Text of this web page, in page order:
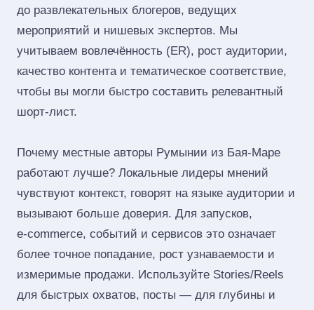
до развлекательных блогеров, ведущих
мероприятий и нишевых экспертов. Мы
учитываем вовлечённость (ER), рост аудитории,
качество контента и тематическое соответствие,
чтобы вы могли быстро составить релевантный
шорт‑лист.
Почему местные авторы Румынии из Бая-Маре
работают лучше? Локальные лидеры мнений
чувствуют контекст, говорят на языке аудитории и
вызывают больше доверия. Для запусков,
e‑commerce, событий и сервисов это означает
более точное попадание, рост узнаваемости и
измеримые продажи. Используйте Stories/Reels
для быстрых охватов, посты — для глубины и